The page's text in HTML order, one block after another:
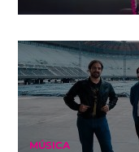
MÚSICA